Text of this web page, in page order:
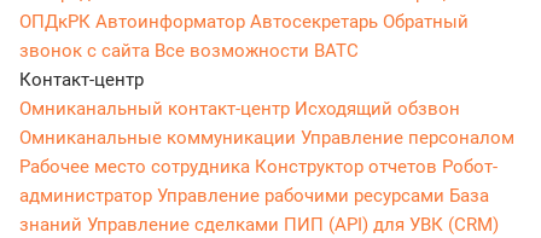
ОПДкРК Автоинформатор Автосекретарь Обратный
звонок с сайта Все возможности ВАТС
Контакт-центр
Омниканальный контакт-центр Исходящий обзвон
Омниканальные коммуникации Управление персоналом
Рабочее место сотрудника Конструктор отчетов Робот-
администратор Управление рабочими ресурсами База
знаний Управление сделками ПИП (API) для УВК (CRM)